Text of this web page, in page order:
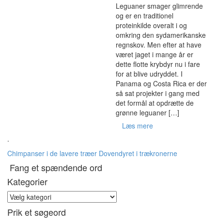
Leguaner smager glimrende
og er en traditionel
proteinkilde overalt i og
omkring den sydamerikanske
regnskov. Men efter at have
været jaget i mange år er
dette flotte krybdyr nu i fare
for at blive udryddet. I
Panama og Costa Rica er der
så sat projekter i gang med
det formål at opdrætte de
grønne leguaner […]
Læs mere
.
Chimpanser i de lavere træer Dovendyret i trækronerne
Fang et spændende ord
Kategorier
Kategorier
Prik et søgeord